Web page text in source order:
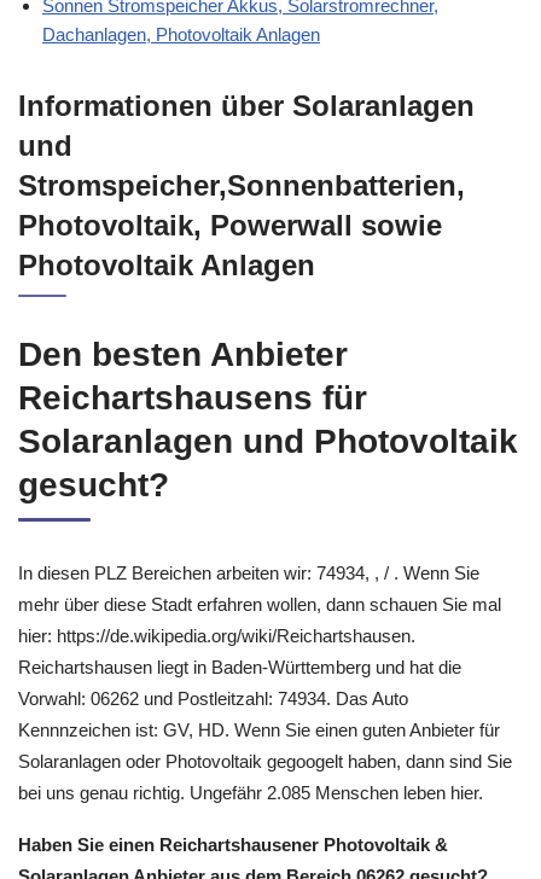
Sonnen Stromspeicher Akkus, Solarstromrechner,
Dachanlagen, Photovoltaik Anlagen
Informationen über Solaranlagen
und
Stromspeicher,Sonnenbatterien,
Photovoltaik, Powerwall sowie
Photovoltaik Anlagen
Den besten Anbieter
Reichartshausens für
Solaranlagen und Photovoltaik
gesucht?
In diesen PLZ Bereichen arbeiten wir: 74934, , / . Wenn Sie
mehr über diese Stadt erfahren wollen, dann schauen Sie mal
hier: https://de.wikipedia.org/wiki/Reichartshausen.
Reichartshausen liegt in Baden-Württemberg und hat die
Vorwahl: 06262 und Postleitzahl: 74934. Das Auto
Kennnzeichen ist: GV, HD. Wenn Sie einen guten Anbieter für
Solaranlagen oder Photovoltaik gegoogelt haben, dann sind Sie
bei uns genau richtig. Ungefähr 2.085 Menschen leben hier.
Haben Sie einen Reichartshausener Photovoltaik &